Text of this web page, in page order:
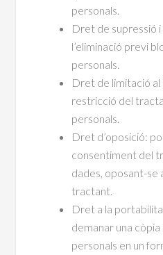
personals.
Dret de supressió i
l’eliminació previ
personals.
Dret de limitació
restricció del
personals.
Dret d’oposició:
consentiment del
dades, oposant-se
tractant.
Dret a la
demanar una
personals en un